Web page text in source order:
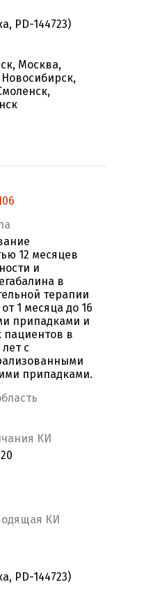
PD-144723)
Москва,
12 месяцев
и
в
терапии
1 месяца до 16
припадками и
пациентов в
с
припадками.
КИ
КИ
PD-144723)